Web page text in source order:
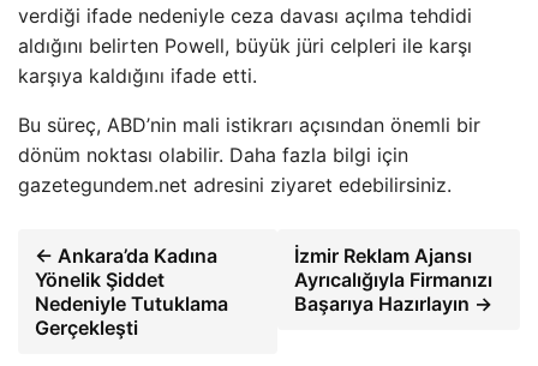
verdiği ifade nedeniyle ceza davası açılma tehdidi
aldığını belirten Powell, büyük jüri celpleri ile karşı
karşıya kaldığını ifade etti.
Bu süreç, ABD’nin mali istikrarı açısından önemli bir
dönüm noktası olabilir. Daha fazla bilgi için
gazetegundem.net adresini ziyaret edebilirsiniz.
← Ankara’da Kadına
Yönelik Şiddet
Nedeniyle Tutuklama
Gerçekleşti
İzmir Reklam Ajansı
Ayrıcalığıyla Firmanızı
Başarıya Hazırlayın →